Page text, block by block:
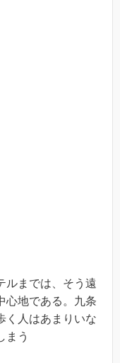
ルまでは、そう遠
心地である。九条
く人はあまりいな
まう